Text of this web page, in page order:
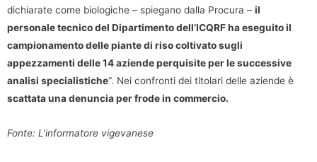
dichiarate come biologiche – spiegano dalla Procura – il
personale tecnico del Dipartimento dell’ICQRF ha eseguito il
campionamento delle piante di riso coltivato sugli
appezzamenti delle 14 aziende perquisite per le successive
analisi specialistiche“. Nei confronti dei titolari delle aziende è
scattata una denuncia per frode in commercio.
Fonte: L’informatore vigevanese